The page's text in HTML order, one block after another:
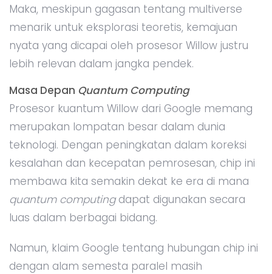
Maka, meskipun gagasan tentang multiverse
menarik untuk eksplorasi teoretis, kemajuan
nyata yang dicapai oleh prosesor Willow justru
lebih relevan dalam jangka pendek.
Masa Depan Quantum Computing
Prosesor kuantum Willow dari Google memang
merupakan lompatan besar dalam dunia
teknologi. Dengan peningkatan dalam koreksi
kesalahan dan kecepatan pemrosesan, chip ini
membawa kita semakin dekat ke era di mana
quantum computingdapat digunakan secara
luas dalam berbagai bidang.
Namun, klaim Google tentang hubungan chip ini
dengan alam semesta paralel masih